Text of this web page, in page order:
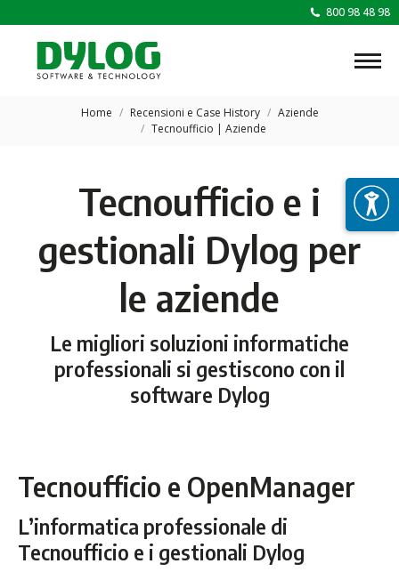
800 98 48 98
Tu sei qui:Home Recensioni e Case History
Aziende
Tecnoufficio | Aziende
Tecnoufficio e i
gestionali Dylog per
le aziende
Le migliori soluzioni informatiche
professionali si gestiscono con il
software Dylog
Tecnoufficio e OpenManager
L’informatica professionale di
Tecnoufficio e i gestionali Dylog